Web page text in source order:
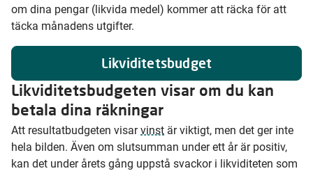
om dina pengar (likvida medel) kommer att räcka för att
täcka månadens utgifter.
Likviditetsbudget
Likviditetsbudgeten visar om du kan
betala dina räkningar
Att resultatbudgeten visarvinst är viktigt, men det ger inte
hela bilden. Även om slutsumman under ett år är positiv,
kan det under årets gång uppstå svackor i likviditeten som